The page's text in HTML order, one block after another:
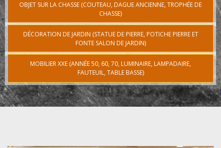
OBJET SUR LA CHASSE (COUTEAU, DAGUE ANCIENNE, TROPHÉE DE
CHASSE)
DÉCORATION DE JARDIN (STATUE DE PIERRE, POTICHE PIERRE ET
FONTE SALON DE JARDIN)
MOBILIER XXE (ANNÉE 50, 60, 70, LUMINAIRE, LAMPADAIRE,
FAUTEUIL, TABLE BASSE)